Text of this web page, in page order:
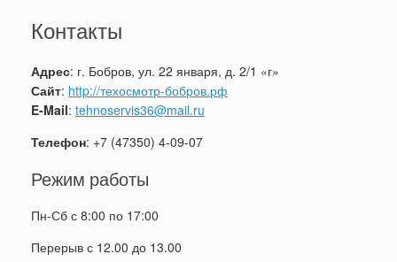
Контакты
Адрес: г. Бобров, ул. 22 января, д. 2/1 «г»
Сайт: http://техосмотр-бобров.рф
E-Mail: tehnoservis36@mail.ru
Телефон: +7 (47350) 4-09-07
Режим работы
Пн-Сб с 8:00 по 17:00
Перерыв с 12.00 до 13.00